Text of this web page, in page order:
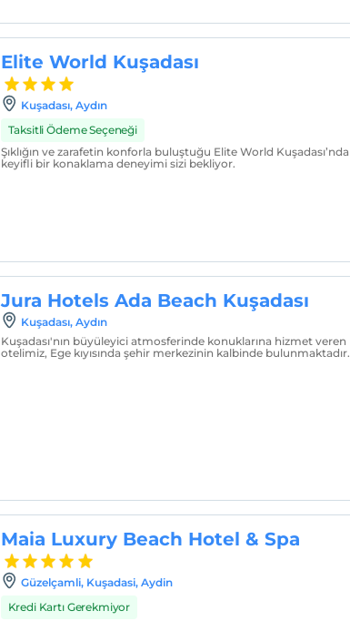
Elite World Kuşadası
Kuşadası, Aydın
Taksitli Ödeme Seçeneği
Şıklığın ve zarafetin konforla buluştuğu Elite World Kuşadası’nda
keyifli bir konaklama deneyimi sizi bekliyor.
Jura Hotels Ada Beach Kuşadası
Kuşadası, Aydın
Kuşadası'nın büyüleyici atmosferinde konuklarına hizmet veren
otelimiz, Ege kıyısında şehir merkezinin kalbinde bulunmaktadır.
Maia Luxury Beach Hotel & Spa
Güzelçamli, Kuşadasi, Aydin
Kredi Kartı Gerekmiyor